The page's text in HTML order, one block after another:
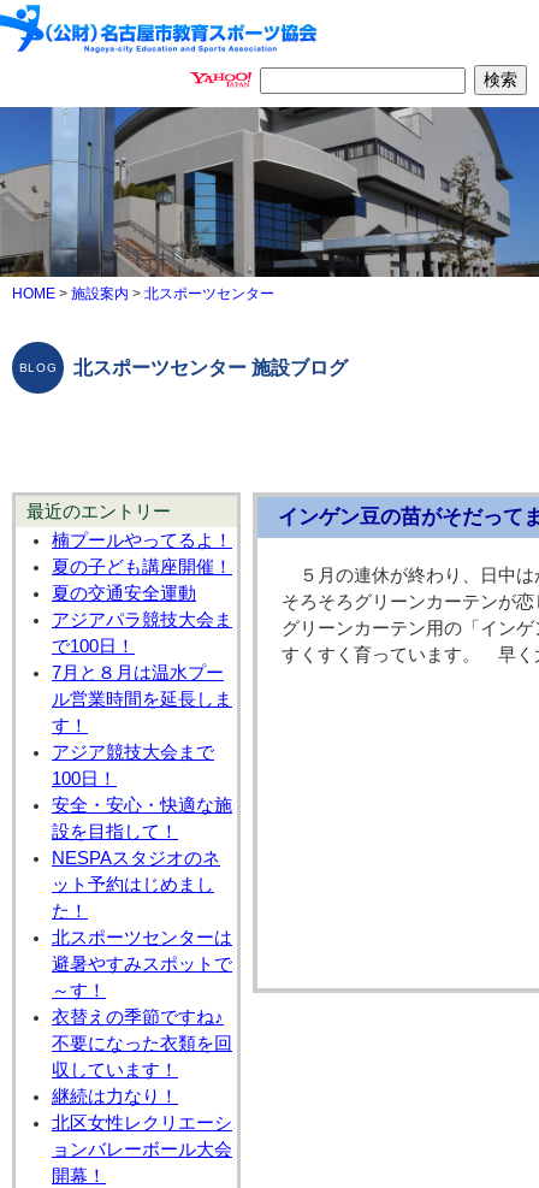
HOME > 施設案内 > 北スポーツセンター
北スポーツセンター 施設ブログ
最近のエントリー
楠プールやってるよ！
夏の子ども講座開催！
夏の交通安全運動
アジアパラ競技大会ま
で100日！
7月と８月は温水プー
ル営業時間を延長しま
す！
アジア競技大会まで
100日！
安全・安心・快適な施
設を目指して！
NESPAスタジオのネ
ット予約はじめまし
た！
北スポーツセンターは
避暑やすみスポットで
～す！
衣替えの季節ですね♪
不要になった衣類を回
収しています！
継続は力なり！
北区女性レクリエーシ
ョンバレーボール大会
開幕！
インゲン豆の苗がそだって
５月の連休が終わり、日中
そろそろグリーンカーテンが
グリーンカーテン用の「イン
すくすく育っています。 早く